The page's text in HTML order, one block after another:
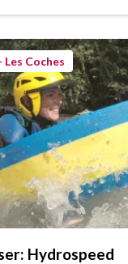
Coches
Hydrospeed